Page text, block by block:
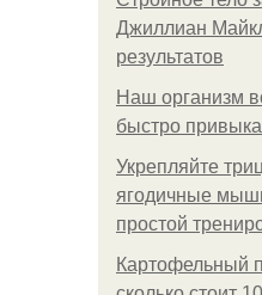
Джиллиан
результатов
Наш организм
быстро
Укрепляйте
ягодичные
простой
Картофельный